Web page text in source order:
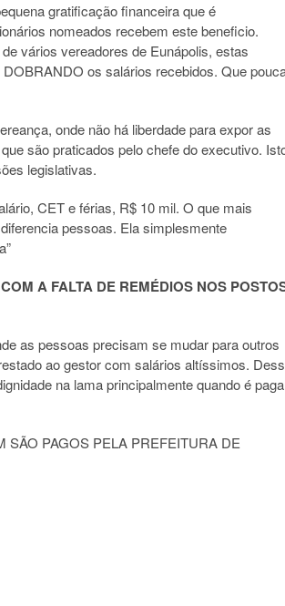
gratificação financeira que é
nomeados recebem este beneficio.
vários vereadores de Eunápolis, estas
os salários recebidos. Que
onde não há liberdade para expor as
são praticados pelo chefe do executivo.
legislativas.
CET e férias, R$ 10 mil. O que mais
pessoas. Ela simplesmente
A FALTA DE REMÉDIOS NOS
as pessoas precisam se mudar para outros
ao gestor com salários altíssimos.
na lama principalmente quando é paga
SÃO PAGOS PELA PREFEITURA DE